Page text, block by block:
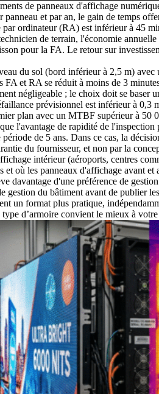
de panneaux d'affichage
et par an, le gain de temps
par ordinateur (RA) est inférieur à 45
de terrain, l'économie
pour la FA. Le retour sur
du sol (bord inférieur à 2,5 m) avec
FA et RA se réduit à moins de 3
négligeable ; le choix doit se baser
prévisionnel est inférieur à 0,3
plan avec un MTBF supérieur à 50
l'avantage de rapidité de
de 5 ans. Dans ce cas, la
du fournisseur, et non par la
intérieur (aéroports, centres
et où les panneaux d'affichage avant
davantage d'une préférence de
gestion du bâtiment avant de publier
un format plus pratique,
d’armoire convient le mieux à